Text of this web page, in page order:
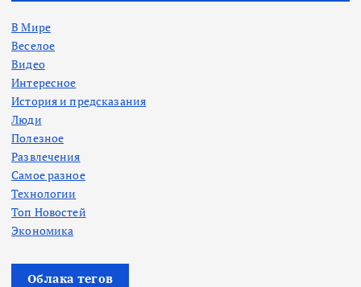
В Мире
Веселое
Видео
Интересное
История и предсказания
Люди
Полезное
Развлечения
Самое разное
Технологии
Топ Новостей
Экономика
Облака тегов